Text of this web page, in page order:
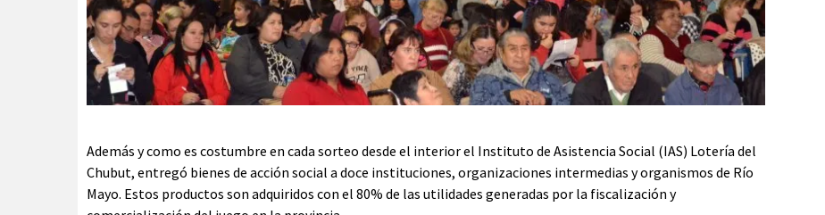
Además y como es costumbre en cada sorteo desde el interior el Instituto de Asistencia Social (IAS) Lotería del
Chubut, entregó bienes de acción social a doce instituciones, organizaciones intermedias y organismos de Río
Mayo. Estos productos son adquiridos con el 80% de las utilidades generadas por la fiscalización y